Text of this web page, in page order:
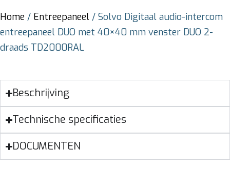
Home / Entreepaneel / Solvo Digitaal audio-intercom
entreepaneel DUO met 40×40 mm venster DUO 2-
draads TD2000RAL
Beschrijving
Technische specificaties
DOCUMENTEN